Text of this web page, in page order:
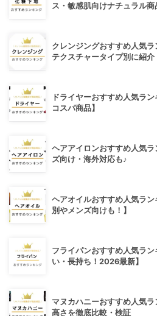
ス・敏感肌向けナチュラル商
クレンジングおすすめ人気
テクスチャータイプ別に紹介
ドライヤーおすすめ人気ラ
コスパ商品】
ヘアアイロンおすすめ人気
ズ向け・海外対応も♪
ヘアオイルおすすめ人気ラ
別やメンズ向けも！】
フライパンおすすめ人気ラ
い・長持ち！2026最新】
マヌカハニーおすすめ人気
高さを徹底比較・検証